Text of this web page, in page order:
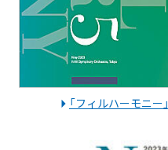
「フィルハーモニー」